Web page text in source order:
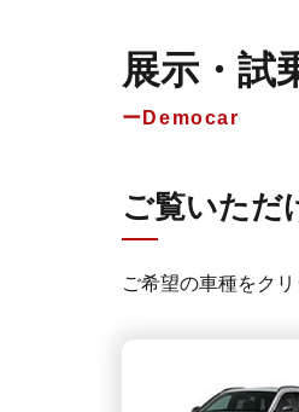
展示・試
Democar
ご覧いただ
ご希望の車種をク